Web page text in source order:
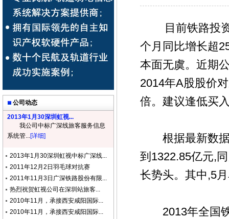
公司动态
2013年1月30深圳虹视...
我公司中标广深线旅客服务信息
系统管...[详细]
2013年1月30深圳虹视中标广深线...
2011年12月2日羽毛球对抗赛
2011年11月3日广深铁路股份有限...
热烈祝贺虹视公司在深圳站旅客...
2010年11月，承接西安咸阳国际...
2010年11月，承接西安咸阳国际...
目前铁路投资
个月同比增长超
本面无虞。近期
2014年A股股价
倍。建议逢低买
根据最新数据
到1322.85亿元,
长势头。其中,5
2013年全国铁